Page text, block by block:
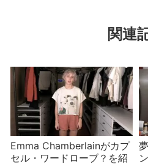
関連
Emma Chamberlainがカプ
セル・ワードローブ？を紹